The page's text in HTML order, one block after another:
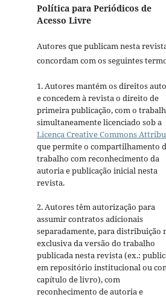
Política para Periódicos de
Acesso Livre
Autores que publicam nesta
concordam com os seguintes
1. Autores mantém os direitos
e concedem à revista o direito de
primeira publicação, com o
simultaneamente licenciado sob a
Licença Creative Commons
que permite o compartilhamento
trabalho com reconhecimento da
autoria e publicação inicial nesta
revista.
2. Autores têm autorização para
assumir contratos adicionais
separadamente, para distribuição
exclusiva da versão do trabalho
publicada nesta revista (ex.:
em repositório institucional ou
capítulo de livro), com
reconhecimento de autoria e